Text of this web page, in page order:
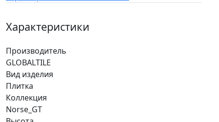
Характеристики
Производитель
GLOBALTILE
Вид изделия
Плитка
Коллекция
Norse_GT